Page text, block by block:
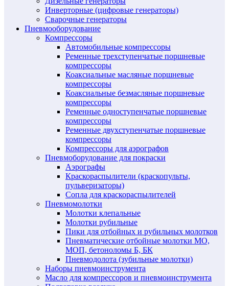
Инверторные (цифровые генераторы)
Сварочные генераторы
Пневмооборудование
Компрессоры
Автомобильные компрессоры
Ременные трехступенчатые поршневые
компрессоры
Коаксиальные масляные поршневые
компрессоры
Коаксиальные безмасляные поршневые
компрессоры
Ременные одноступенчатые поршневые
компрессоры
Ременные двухступенчатые поршневые
компрессоры
Компрессоры для аэрографов
Пневмоборудование для покраски
Аэрографы
Краскораспылители (краскопульты,
пульверизаторы)
Сопла для краскораспылителей
Пневмомолотки
Молотки клепальные
Молотки рубильные
Пики для отбойных и рубильных молотков
Пневматические отбойные молотки МО,
МОП, бетоноломы Б, БК
Пневмодолота (зубильные молотки)
Наборы пневмоинструмента
Масло для компрессоров и пневмоинструмента